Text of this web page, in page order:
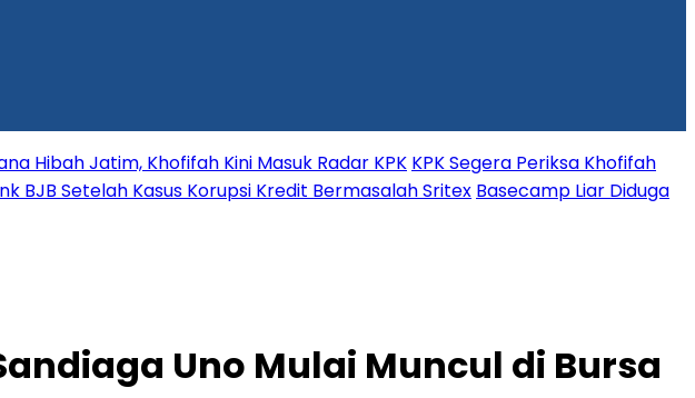
Hibah Jatim, Khofifah Kini Masuk Radar KPK KPK Segera Periksa Khofifah
BJB Setelah Kasus Korupsi Kredit Bermasalah Sritex Basecamp Liar Diduga
Uno Mulai Muncul di Bursa